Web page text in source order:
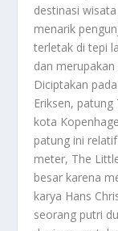
destinasi
menarik
terletak di tepi
dan
Diciptakan
Eriksen,
kota
patung ini
meter, The
besar karena
karya Hans
seorang putri